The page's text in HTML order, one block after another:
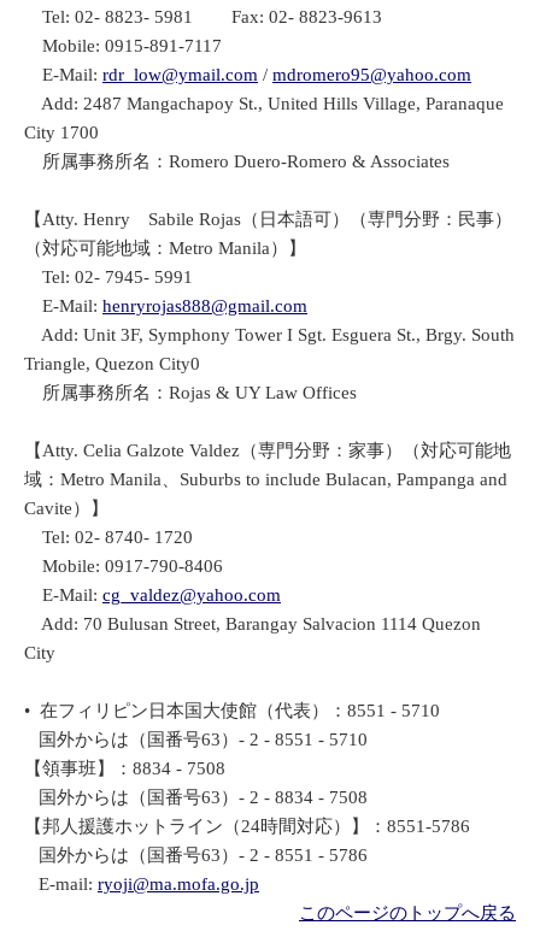
Tel: 02- 8823- 5981 Fax: 02- 8823-9613
Mobile: 0915-891-7117
E-Mail: rdr_low@ymail.com / mdromero95@yahoo.com
Add: 2487 Mangachapoy St., United Hills Village, Paranaque
City 1700
所属事務所名：Romero Duero-Romero & Associates
【Atty. Henry Sabile Rojas（日本語可）（専門分野：民事）
（対応可能地域：Metro Manila）】
Tel: 02- 7945- 5991
E-Mail: henryrojas888@gmail.com
Add: Unit 3F, Symphony Tower I Sgt. Esguera St., Brgy. South
Triangle, Quezon City0
所属事務所名：Rojas & UY Law Offices
【Atty. Celia Galzote Valdez（専門分野：家事）（対応可能地
域：Metro Manila、Suburbs to include Bulacan, Pampanga and
Cavite）】
Tel: 02- 8740- 1720
Mobile: 0917-790-8406
E-Mail: cg_valdez@yahoo.com
Add: 70 Bulusan Street, Barangay Salvacion 1114 Quezon
City
• 在フィリピン日本国大使館（代表）：8551 - 5710
国外からは（国番号63）- 2 - 8551 - 5710
【領事班】：8834 - 7508
国外からは（国番号63）- 2 - 8834 - 7508
【邦人援護ホットライン（24時間対応）】：8551-5786
国外からは（国番号63）- 2 - 8551 - 5786
E-mail: ryoji@ma.mofa.go.jp
このページのトップへ戻る